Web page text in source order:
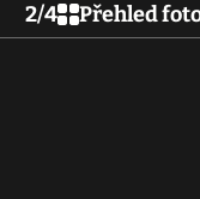
2/4 Přehled